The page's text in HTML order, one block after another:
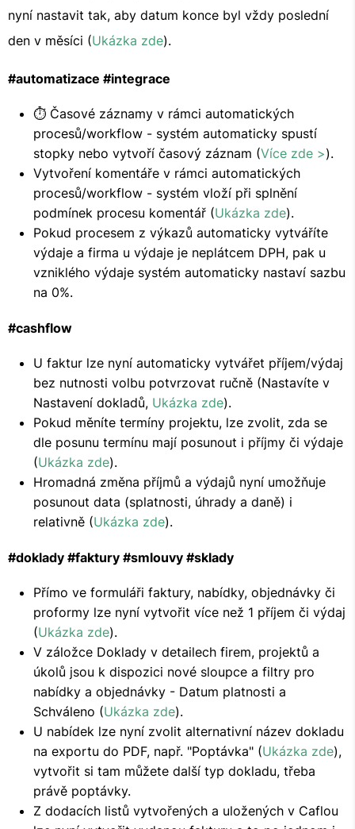
nyní nastavit tak, aby datum konce byl vždy poslední
den v měsíci (Ukázka zde).
#automatizace #integrace
⏱ Časové záznamy v rámci automatických
procesů/workflow - systém automaticky spustí
stopky nebo vytvoří časový záznam (Více zde >).
Vytvoření komentáře v rámci automatických
procesů/workflow - systém vloží při splnění
podmínek procesu komentář (Ukázka zde).
Pokud procesem z výkazů automaticky vytváříte
výdaje a firma u výdaje je neplátcem DPH, pak u
vzniklého výdaje systém automaticky nastaví sazbu
na 0%.
#cashflow
U faktur lze nyní automaticky vytvářet příjem/výdaj
bez nutnosti volbu potvrzovat ručně (Nastavíte v
Nastavení dokladů, Ukázka zde).
Pokud měníte termíny projektu, lze zvolit, zda se
dle posunu termínu mají posunout i příjmy či výdaje
(Ukázka zde).
Hromadná změna příjmů a výdajů nyní umožňuje
posunout data (splatnosti, úhrady a daně) i
relativně (Ukázka zde).
#doklady #faktury #smlouvy #sklady
Přímo ve formuláři faktury, nabídky, objednávky či
proformy lze nyní vytvořit více než 1 příjem či výdaj
(Ukázka zde).
V záložce Doklady v detailech firem, projektů a
úkolů jsou k dispozici nové sloupce a filtry pro
nabídky a objednávky - Datum platnosti a
Schváleno (Ukázka zde).
U nabídek lze nyní zvolit alternativní název dokladu
na exportu do PDF, např. "Poptávka" (Ukázka zde),
vytvořit si tam můžete další typ dokladu, třeba
právě poptávky.
Z dodacích listů vytvořených a uložených v Caflou